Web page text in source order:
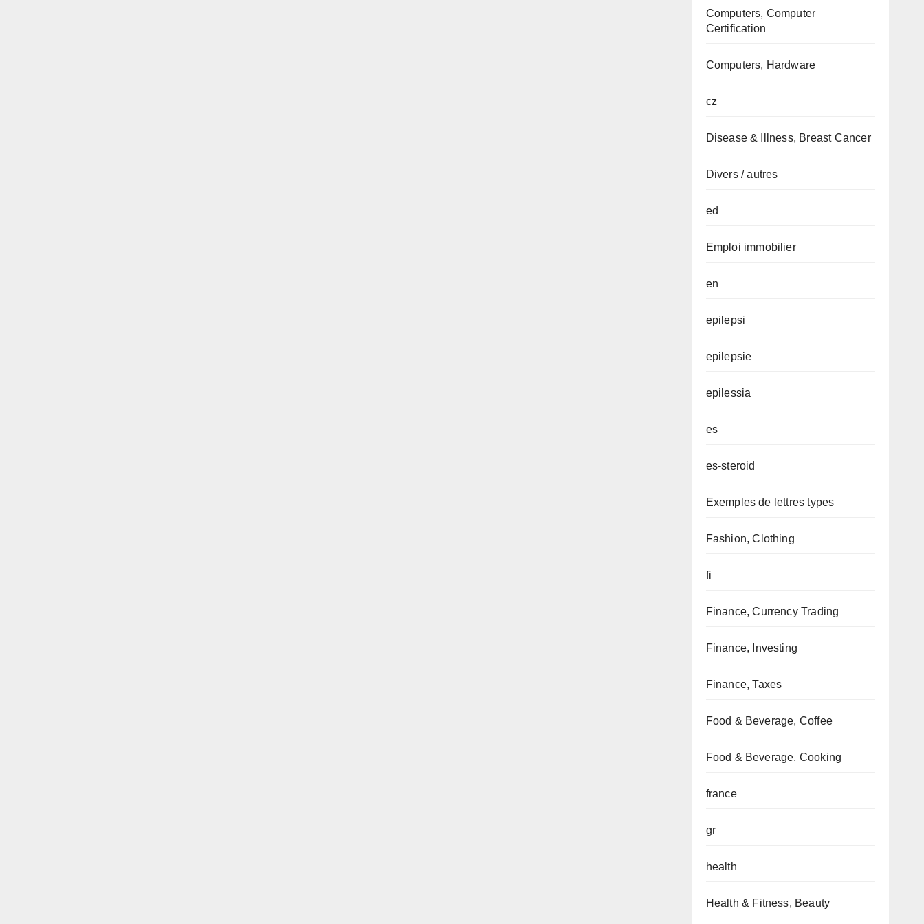
Computers, Computer
Certification
Computers, Hardware
cz
Disease & Illness, Breast Cancer
Divers / autres
ed
Emploi immobilier
en
epilepsi
epilepsie
epilessia
es
es-steroid
Exemples de lettres types
Fashion, Clothing
fi
Finance, Currency Trading
Finance, Investing
Finance, Taxes
Food & Beverage, Coffee
Food & Beverage, Cooking
france
gr
health
Health & Fitness, Beauty